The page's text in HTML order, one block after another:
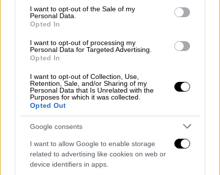
consent section.
I want to opt-out of the Sale of my
Personal Data.
Opted In
I want to opt-out of processing my
Personal Data for Targeted Advertising.
Opted In
I want to opt-out of Collection, Use,
Retention, Sale, and/or Sharing of my
Personal Data that Is Unrelated with the
Purposes for which it was collected.
Opted Out
Google consents
I want to allow Google to enable storage
related to advertising like cookies on web or
device identifiers in apps.
των σπάνιων γαιώνκαι παράγει περίπου το
60-80% των ηλιακών πάνελ,
ανεμογεννητριών και ηλεκτρικών οχημάτων.
Παρότι εξακολουθούν να υπάρχουν
ανησυχίες για τα ανθρώπινα δικαιώματα και
τις σχέσεις της με τη Μόσχα και τη Βόρεια
Κορέα, αυτές φαίνεται να έχουν επισκιαστεί
καθώς ο Τραμπ ανατρέπει τη διεθνή τάξη.
Κάποιοι το βλέπουν αυτό ως ένδειξη ότιη
ισορροπία ισχύος μετατοπίζεται
προς την
Το Ιράν ως διαπραγματευτικό χαρτί